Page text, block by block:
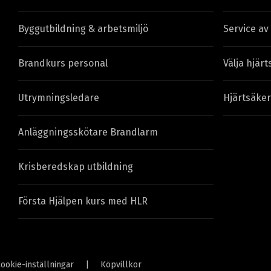
Byggutbildning & arbetsmiljö
Brandkurs personal
Utrymningsledare
Anläggningsskötare Brandlarm
Krisberedskap utbildning
Första Hjälpen kurs med HLR
Service
Välja
inställningar Köpvillkor